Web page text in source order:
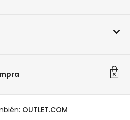
OUTLET.COM
a nuestro newsletter
de las últimas novedades